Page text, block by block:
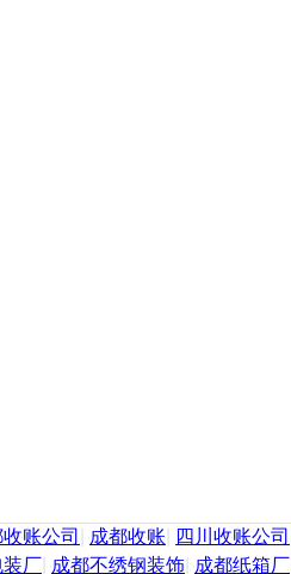
账公司 成都收账 四川收账公司
装厂 成都不绣钢装饰 成都纸箱厂